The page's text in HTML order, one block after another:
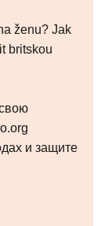
ženu? Jak
britskou
и защите